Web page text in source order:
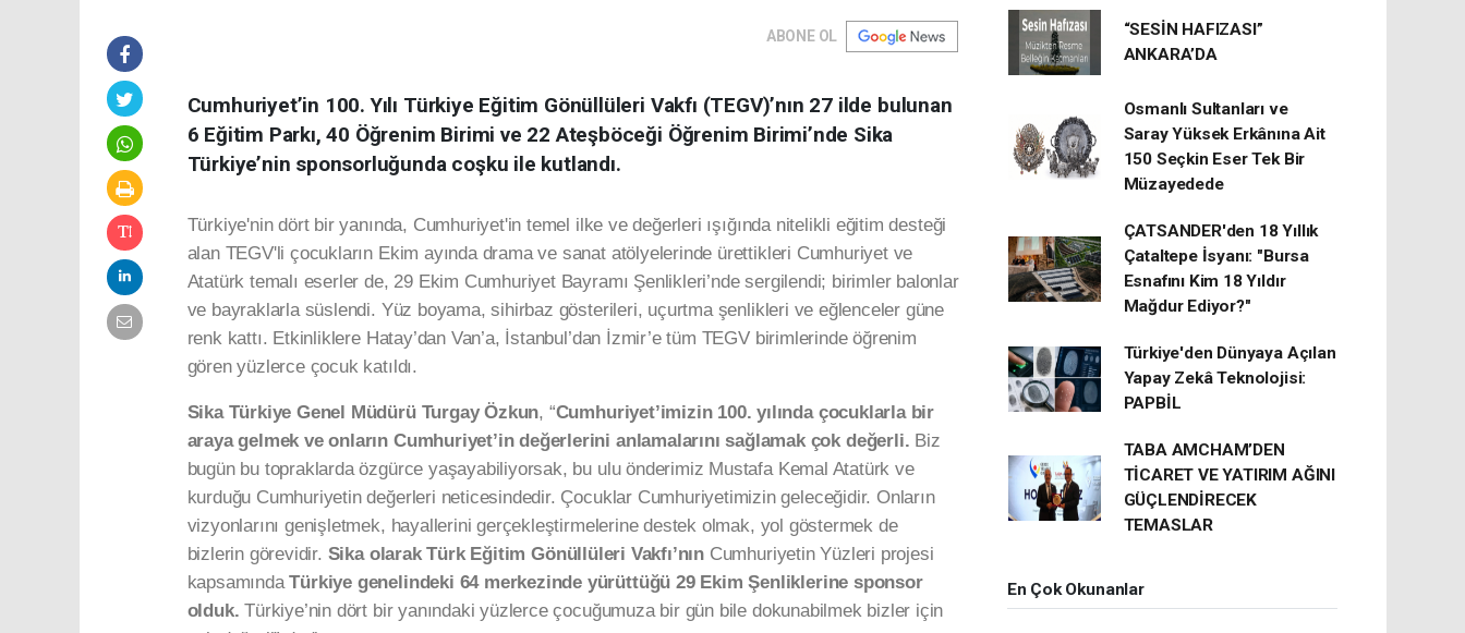
ABONE OL
Cumhuriyet’in 100. Yılı Türkiye Eğitim Gönüllüleri Vakfı (TEGV)’nın 27 ilde bulunan
6 Eğitim Parkı, 40 Öğrenim Birimi ve 22 Ateşböceği Öğrenim Birimi’nde Sika
Türkiye’nin sponsorluğunda coşku ile kutlandı.
Türkiye'nin dört bir yanında, Cumhuriyet'in temel ilke ve değerleri ışığında nitelikli eğitim desteği
alan TEGV'li çocukların Ekim ayında drama ve sanat atölyelerinde ürettikleri Cumhuriyet ve
Atatürk temalı eserler de, 29 Ekim Cumhuriyet Bayramı Şenlikleri’nde sergilendi; birimler balonlar
ve bayraklarla süslendi. Yüz boyama, sihirbaz gösterileri, uçurtma şenlikleri ve eğlenceler güne
renk kattı. Etkinliklere Hatay’dan Van’a, İstanbul’dan İzmir’e tüm TEGV birimlerinde öğrenim
gören yüzlerce çocuk katıldı.
Sika Türkiye Genel Müdürü Turgay Özkun, “Cumhuriyet’imizin 100. yılında çocuklarla bir
araya gelmek ve onların Cumhuriyet’in değerlerini anlamalarını sağlamak çok değerli. Biz
bugün bu topraklarda özgürce yaşayabiliyorsak, bu ulu önderimiz Mustafa Kemal Atatürk ve
kurduğu Cumhuriyetin değerleri neticesindedir. Çocuklar Cumhuriyetimizin geleceğidir. Onların
vizyonlarını genişletmek, hayallerini gerçekleştirmelerine destek olmak, yol göstermek de
bizlerin görevidir. Sika olarak Türk Eğitim Gönüllüleri Vakfı’nın Cumhuriyetin Yüzleri projesi
kapsamındaTürkiye genelindeki 64 merkezinde yürüttüğü 29 Ekim Şenliklerine sponsor
olduk.Türkiye’nin dört bir yanındaki yüzlerce çocuğumuza bir gün bile dokunabilmek bizler için
“SESİN HAFIZASI”
ANKARA’DA
Osmanlı Sultanları ve
Saray Yüksek Erkânına Ait
150 Seçkin Eser Tek Bir
Müzayedede
ÇATSANDER'den 18 Yıllık
Çataltepe İsyanı: "Bursa
Esnafını Kim 18 Yıldır
Mağdur Ediyor?"
Türkiye'den Dünyaya Açılan
Yapay Zekâ Teknolojisi:
PAPBİL
TABA AMCHAM’DEN
TİCARET VE YATIRIM AĞINI
GÜÇLENDİRECEK
TEMASLAR
En Çok Okunanlar